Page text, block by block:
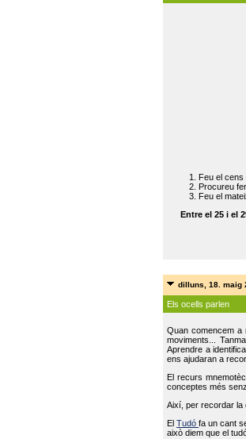
Feu el
Procureu
Feu el
Entre el 25 i el
dilluns, 18. maig
Els ocells parlen
Quan comencem a
moviments...
Aprendre a
ens ajudaran a
El recurs
conceptes més
Així, per recordar la
ElTudófa un cant
això diem que el